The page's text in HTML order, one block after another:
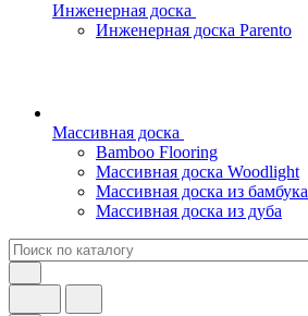
Инженерная доска
Инженерная доска Parento
Массивная доска
Bamboo Flooring
Массивная доска Woodlight
Массивная доска из бамбука
Массивная доска из дуба